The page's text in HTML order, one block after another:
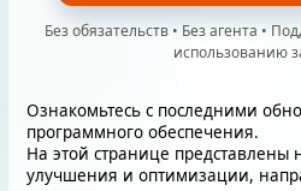
Без обязательств • Без агента •
использованию
Ознакомьтесь с последними
программного обеспечения.
На этой странице
улучшения и оптимизации,